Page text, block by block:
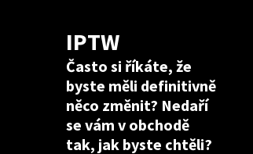
IPTW
Často si říkáte, že
byste měli definitivně
něco změnit? Nedaří
se vám v obchodě
tak, jak byste chtěli?